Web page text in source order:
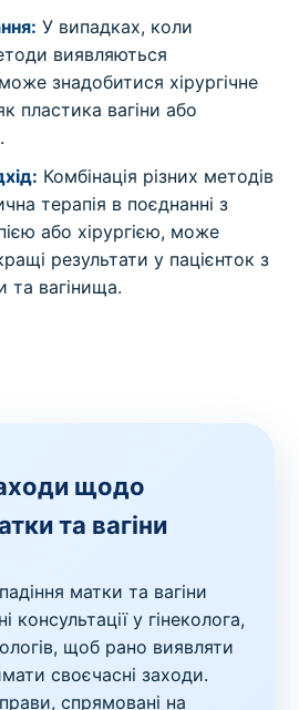
У випадках, коли
виявляються
знадобитися хірургічне
пластика вагіни або
Комбінація різних методів
терапія в поєднанні з
або хірургією, може
результати у пацієнток з
та вагінища.
щодо
та вагіни
матки та вагіни
консультації у гінеколога,
щоб рано виявляти
своєчасні заходи.
спрямовані на